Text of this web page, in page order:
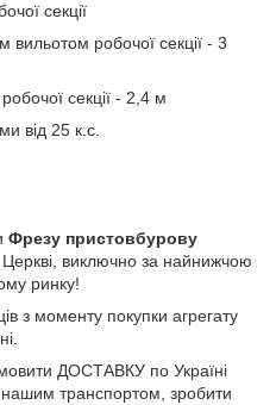
секції
робочої секції - 3
секції - 2,4 м
від 25 к.с.
Фрезу пристовбурову
Церкві, виключно за найнижчою
ринку!
з моменту покупки агрегату
ДОСТАВКУ по Україні
нашим транспортом, зробити